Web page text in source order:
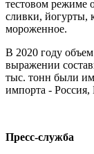
тестовом режиме
сливки, йогурты,
мороженное.
В 2020 году
выражении
тыс. тонн были
импорта - Россия,
Пресс-служба